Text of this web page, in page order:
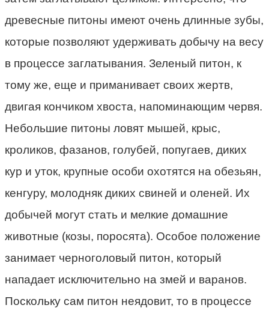
древесные питоны имеют очень длинные зубы,
которые позволяют удерживать добычу на весу
в процессе заглатывания. Зеленый питон, к
тому же, еще и приманивает своих жертв,
двигая кончиком хвоста, напоминающим червя.
Небольшие питоны ловят мышей, крыс,
кроликов, фазанов, голубей, попугаев, диких
кур и уток, крупные особи охотятся на обезьян,
кенгуру, молодняк диких свиней и оленей. Их
добычей могут стать и мелкие домашние
животные (козы, поросята). Особое положение
занимает черноголовый питон, который
нападает исключительно на змей и варанов.
Поскольку сам питон неядовит, то в процессе